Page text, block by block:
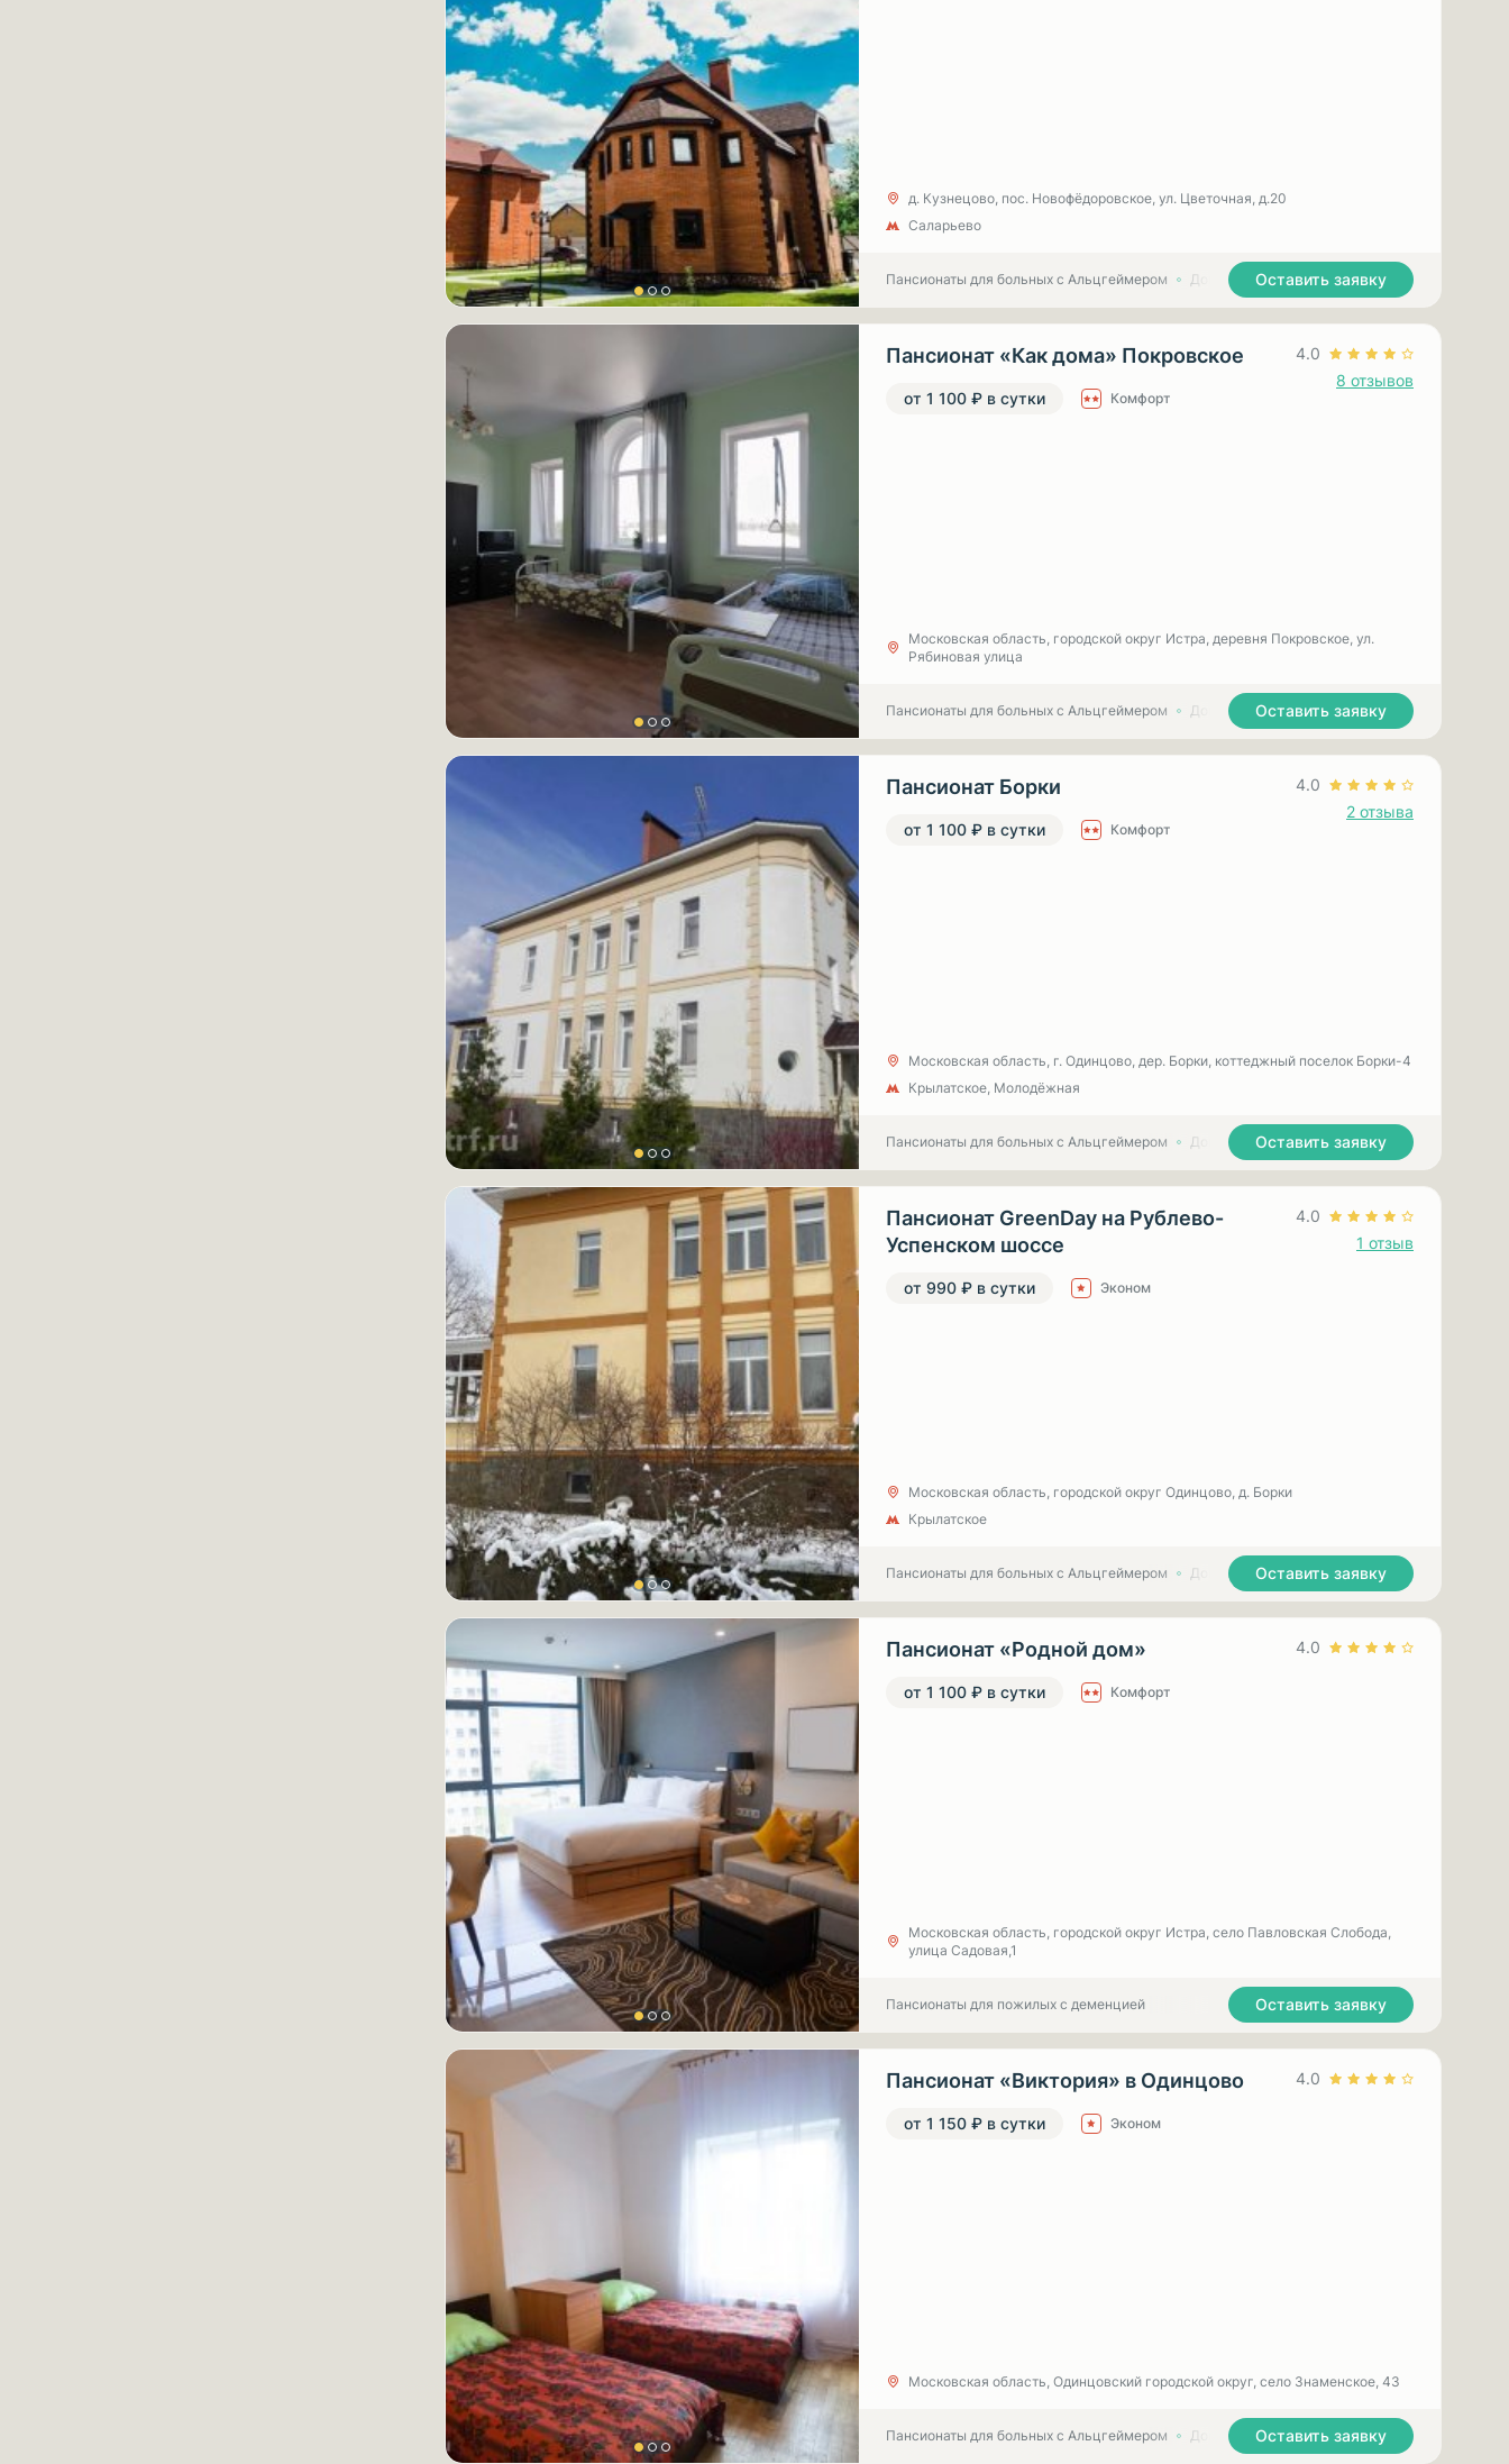
д. Кузнецово, пос. Новофёдоровское, ул. Цветочная, д.20
Саларьево
Пансионаты для больных с Альцгеймером Дома престарелых для больных с Паркинсоном
Оставить заявку
Пансионат «Как дома» Покровское
4.0
8 отзывов
от 1 100 ₽ в сутки
Комфорт
Московская область, городской округ Истра, деревня Покровское, ул.
Рябиновая улица
Пансионаты для больных с Альцгеймером Дома престарелых для больных с Паркинсоном
Оставить заявку
Пансионат Борки
4.0
2 отзыва
от 1 100 ₽ в сутки
Комфорт
Московская область, г. Одинцово, дер. Борки, коттеджный поселок Борки-4
Крылатское, Молодёжная
Пансионаты для больных с Альцгеймером Дома престарелых для больных с Паркинсоном
Оставить заявку
Пансионат GreenDay на Рублево-
Успенском шоссе
4.0
1 отзыв
от 990 ₽ в сутки Эконом
Московская область, городской округ Одинцово, д. Борки
Крылатское
Пансионаты для больных с Альцгеймером Дома престарелых для больных с Паркинсоном
Оставить заявку
Пансионат «Родной дом» 4.0
от 1 100 ₽ в сутки Комфорт
Московская область, городской округ Истра, село Павловская Слобода,
улица Садовая,1
Пансионаты для пожилых с деменцией Оставить заявку
Пансионат «Виктория» в Одинцово 4.0
от 1 150 ₽ в сутки Эконом
Московская область, Одинцовский городской округ, село Знаменское, 43
Пансионаты для больных с Альцгеймером Дома престарелых для больных с Паркинсоном
Оставить заявку